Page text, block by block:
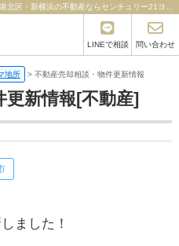
LINEで相談 問い合わせ
地所 > 不動産売却相談・物件更新情報
更新情報[不動産]
ました！